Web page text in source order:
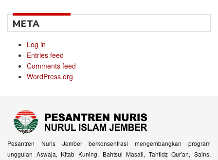
META
Log in
Entries feed
Comments feed
WordPress.org
Pesantren Nuris Jember berkonsentrasi mengembangkan program
unggulan Aswaja, Kitab Kuning, Bahtsul Masail, Tahfidz Qur'an, Sains,